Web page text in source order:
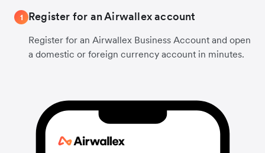
1 Register for an Airwallex account
Register for an Airwallex Business Account and open
a domestic or foreign currency account in minutes.